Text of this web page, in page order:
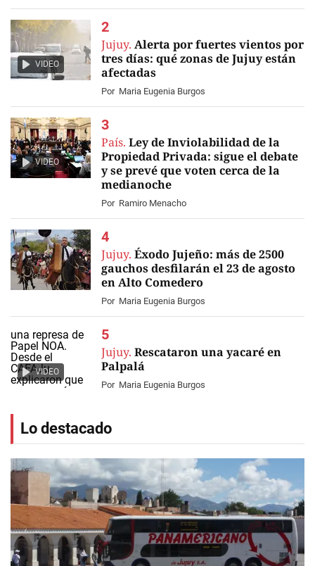
VIDEO
Jujuy. Alerta por fuertes vientos por
tres días: qué zonas de Jujuy están
afectadas
Por Maria Eugenia Burgos
VIDEO
País. Ley de Inviolabilidad de la
Propiedad Privada: sigue el debate
y se prevé que voten cerca de la
medianoche
Por Ramiro Menacho
Jujuy. Éxodo Jujeño: más de 2500
gauchos desfilarán el 23 de agosto
en Alto Comedero
Por Maria Eugenia Burgos
VIDEO
Jujuy. Rescataron una yacaré en
Palpalá
Por Maria Eugenia Burgos
Lo destacado